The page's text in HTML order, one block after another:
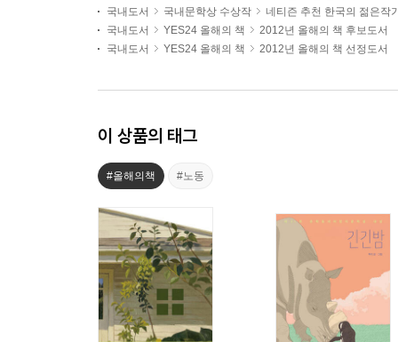
국내도서
국내문학상 수상작
네티즌 추천 한국의 젊은작
국내도서
YES24 올해의 책
2012년 올해의 책 후보도서
국내도서
YES24 올해의 책 2012년 올해의 책 선정도서
이 상품의 태그
#올해의책 #노동